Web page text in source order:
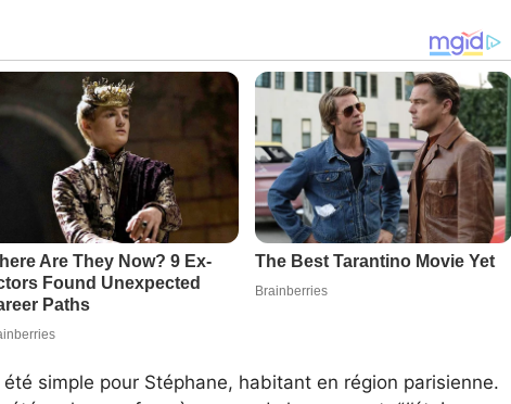
été simple pour Stéphane, habitant en région parisienne.